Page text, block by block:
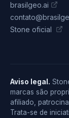
brasilgeo.ai
Stone oficial
Aviso legal.
marcas são
afiliado,
Trata-se de